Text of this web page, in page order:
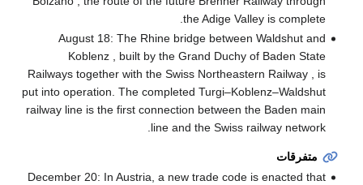
the Adige Valley is complete.
August 18: The Rhine bridge between Waldshut and
Koblenz , built by the Grand Duchy of Baden State
Railways together with the Swiss Northeastern Railway , is
put into operation. The completed Turgi–Koblenz–Waldshut
railway line is the first connection between the Baden main
line and the Swiss railway network.
متفرقات
December 20: In Austria, a new trade code is enacted that